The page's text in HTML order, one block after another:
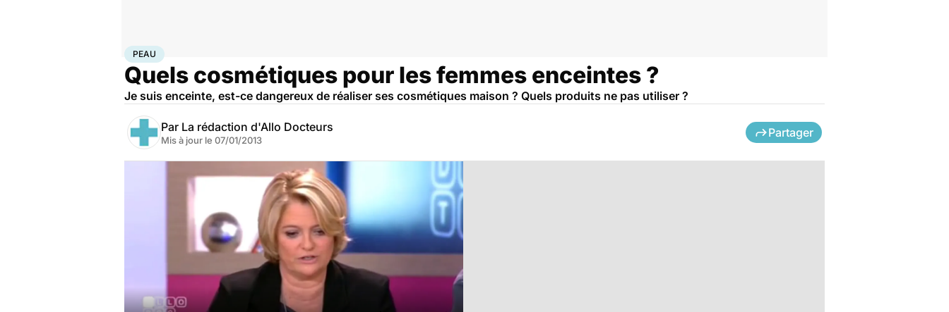
AccueilSanté
PEAU
Quels cosmétiques pour les femmes enceintes ?
Je suis enceinte, est-ce dangereux de réaliser ses cosmétiques maison ? Quels produits ne pas utiliser ?
Par La rédaction d'Allo Docteurs
Mis à jour le 07/01/2013
Partager